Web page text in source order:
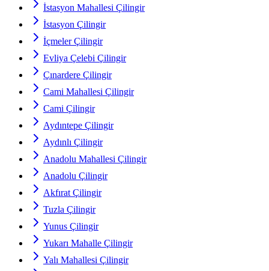
İstasyon Mahallesi Çilingir
İstasyon Çilingir
İçmeler Çilingir
Evliya Çelebi Çilingir
Çınardere Çilingir
Cami Mahallesi Çilingir
Cami Çilingir
Aydıntepe Çilingir
Aydınlı Çilingir
Anadolu Mahallesi Çilingir
Anadolu Çilingir
Akfırat Çilingir
Tuzla Çilingir
Yunus Çilingir
Yukarı Mahalle Çilingir
Yalı Mahallesi Çilingir